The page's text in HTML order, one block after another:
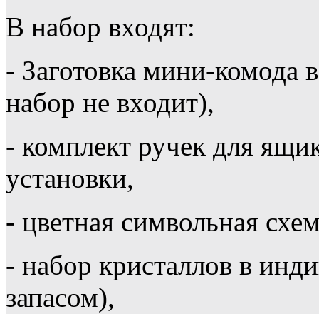
В набор входят:
- Заготовка мини-комода
набор не входит),
- комплект ручек для
установки,
- цветная символьная
- набор кристаллов в
запасом),